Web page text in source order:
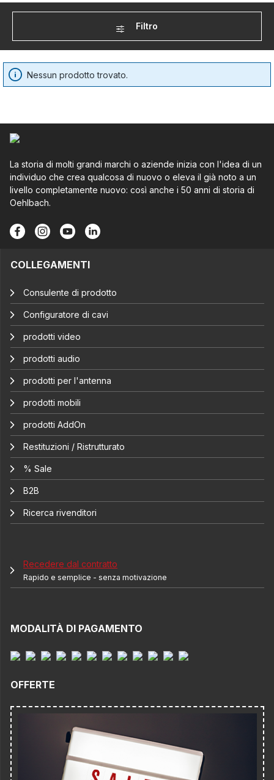
Filtro
Nessun prodotto trovato.
La storia di molti grandi marchi o aziende inizia con l'idea di un
individuo che crea qualcosa di nuovo o eleva il già noto a un
livello completamente nuovo: così anche i 50 anni di storia di
Oehlbach.
COLLEGAMENTI
Consulente di prodotto
Configuratore di cavi
prodotti video
prodotti audio
prodotti per l'antenna
prodotti mobili
prodotti AddOn
Restituzioni / Ristrutturato
% Sale
B2B
Ricerca rivenditori
Recedere dal contratto
Rapido e semplice - senza motivazione
MODALITÀ DI PAGAMENTO
OFFERTE